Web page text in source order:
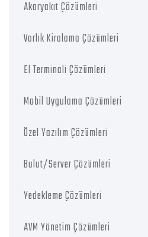
Akaryakıt Çözümleri
Varlık Kiralama Çözümleri
El Terminali Çözümleri
Mobil Uygulama Çözümleri
Özel Yazılım Çözümleri
Bulut/Server Çözümleri
Yedekleme Çözümleri
AVM Yönetim Çözümleri